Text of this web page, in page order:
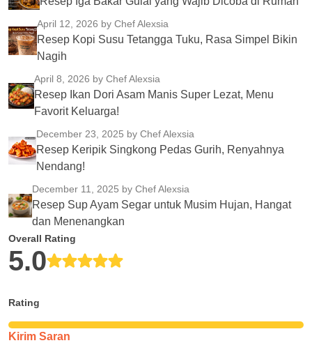
April 12, 2026 by Chef Alexsia
Resep Kopi Susu Tetangga Tuku, Rasa Simpel Bikin
Nagih
April 8, 2026 by Chef Alexsia
Resep Ikan Dori Asam Manis Super Lezat, Menu
Favorit Keluarga!
December 23, 2025 by Chef Alexsia
Resep Keripik Singkong Pedas Gurih, Renyahnya
Nendang!
December 11, 2025 by Chef Alexsia
Resep Sup Ayam Segar untuk Musim Hujan, Hangat
dan Menenangkan
Overall Rating
5.0
Rating
Kirim Saran